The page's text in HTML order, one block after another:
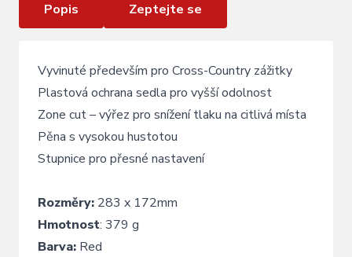
Popis Zeptejte se
Vyvinuté především pro Cross-Country zážitky
Plastová ochrana sedla pro vyšší odolnost
Zone cut – výřez pro snížení tlaku na citlivá místa
Pěna s vysokou hustotou
Stupnice pro přesné nastavení
Rozměry: 283 x 172mm
Hmotnost: 379 g
Barva: Red